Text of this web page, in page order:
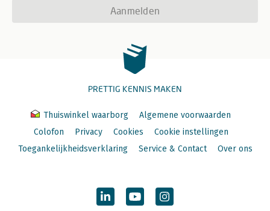
Aanmelden
PRETTIG KENNIS MAKEN
Thuiswinkel waarborg
Algemene voorwaarden
Colofon
Privacy Cookies
Cookie instellingen
Toegankelijkheidsverklaring
Service & Contact Over ons